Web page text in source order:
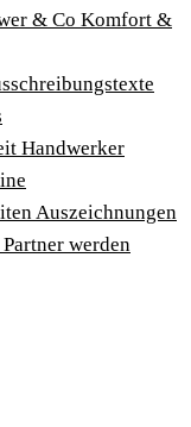
& Co Komfort &
Handwerker
Auszeichnungen
Partner werden